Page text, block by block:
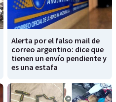
Alerta por el falso mail de
correo argentino: dice que
tienen un envío pendiente y
es una estafa